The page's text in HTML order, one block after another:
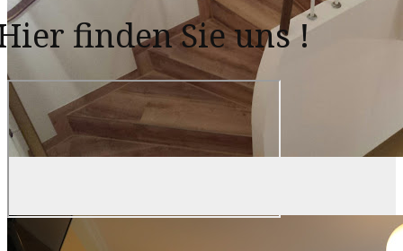
finden Sie uns !